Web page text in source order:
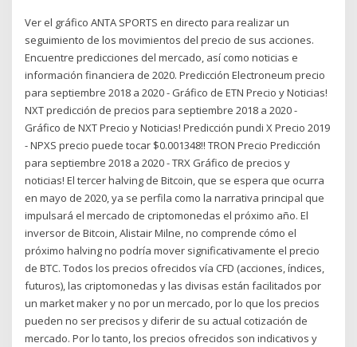
Ver el gráfico ANTA SPORTS en directo para realizar un
seguimiento de los movimientos del precio de sus acciones.
Encuentre predicciones del mercado, así como noticias e
información financiera de 2020. Predicción Electroneum precio
para septiembre 2018 a 2020 - Gráfico de ETN Precio y Noticias!
NXT predicción de precios para septiembre 2018 a 2020 -
Gráfico de NXT Precio y Noticias! Predicción pundi X Precio 2019
- NPXS precio puede tocar $0.001348!! TRON Precio Predicción
para septiembre 2018 a 2020 - TRX Gráfico de precios y
noticias! El tercer halving de Bitcoin, que se espera que ocurra
en mayo de 2020, ya se perfila como la narrativa principal que
impulsará el mercado de criptomonedas el próximo año. El
inversor de Bitcoin, Alistair Milne, no comprende cómo el
próximo halving no podría mover significativamente el precio
de BTC. Todos los precios ofrecidos vía CFD (acciones, índices,
futuros), las criptomonedas y las divisas están facilitados por
un market maker y no por un mercado, por lo que los precios
pueden no ser precisos y diferir de su actual cotización de
mercado. Por lo tanto, los precios ofrecidos son indicativos y